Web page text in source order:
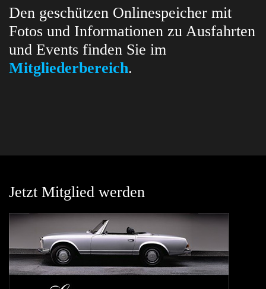
Den geschützen Onlinespeicher mit
Fotos und Informationen zu Ausfahrten
und Events finden Sie im
Mitgliederbereich.
Jetzt Mitglied werden